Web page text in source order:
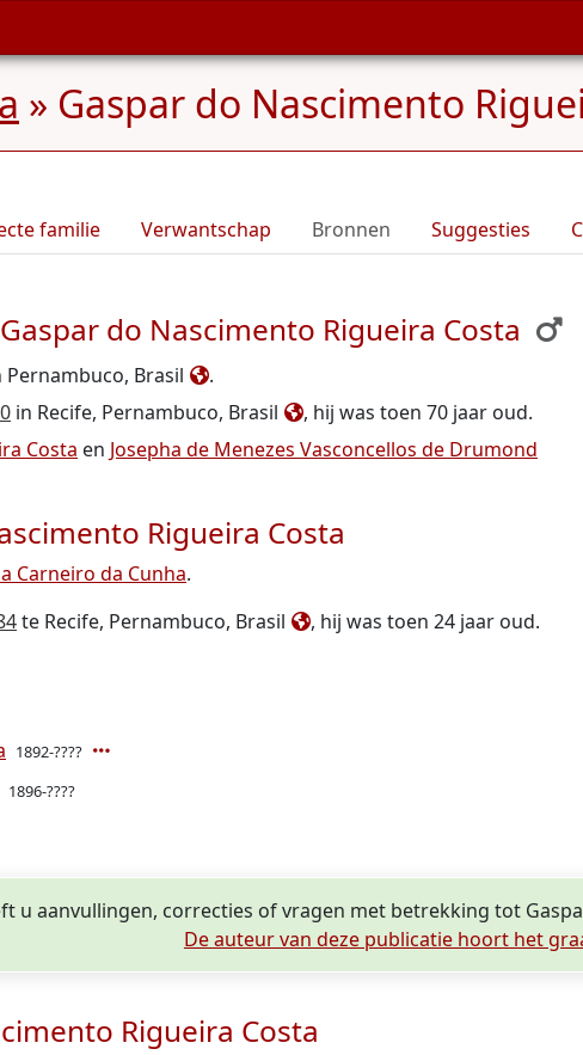
» Gaspar do Nascimento
familie Verwantschap Bronnen Suggesties
do Nascimento Rigueira Costa
Pernambuco, Brasil
.
in Recife, Pernambuco, Brasil
, hij was toen 70 jaar oud.
Costa en Josepha de Menezes Vasconcellos de Drumond
Rigueira Costa
Carneiro da Cunha.
te Recife, Pernambuco, Brasil , hij was toen 24 jaar oud.
1892-????
1896-????
u aanvullingen, correcties of vragen met betrekking tot
De auteur van deze publicatie hoort het
Rigueira Costa